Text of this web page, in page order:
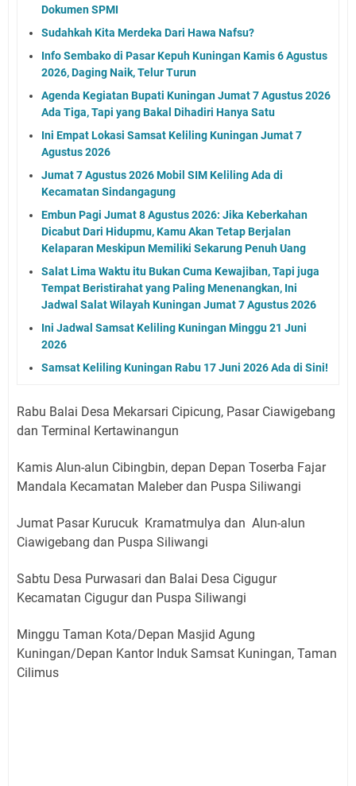
Dokumen SPMI
Sudahkah Kita Merdeka Dari Hawa Nafsu?
Info Sembako di Pasar Kepuh Kuningan Kamis 6 Agustus
2026, Daging Naik, Telur Turun
Agenda Kegiatan Bupati Kuningan Jumat 7 Agustus 2026
Ada Tiga, Tapi yang Bakal Dihadiri Hanya Satu
Ini Empat Lokasi Samsat Keliling Kuningan Jumat 7
Agustus 2026
Jumat 7 Agustus 2026 Mobil SIM Keliling Ada di
Kecamatan Sindangagung
Embun Pagi Jumat 8 Agustus 2026: Jika Keberkahan
Dicabut Dari Hidupmu, Kamu Akan Tetap Berjalan
Kelaparan Meskipun Memiliki Sekarung Penuh Uang
Salat Lima Waktu itu Bukan Cuma Kewajiban, Tapi juga
Tempat Beristirahat yang Paling Menenangkan, Ini
Jadwal Salat Wilayah Kuningan Jumat 7 Agustus 2026
Ini Jadwal Samsat Keliling Kuningan Minggu 21 Juni
2026
Samsat Keliling Kuningan Rabu 17 Juni 2026 Ada di Sini!
Rabu Balai Desa Mekarsari Cipicung, Pasar Ciawigebang
dan Terminal Kertawinangun
Kamis Alun-alun Cibingbin, depan Depan Toserba Fajar
Mandala Kecamatan Maleber dan Puspa Siliwangi
Jumat Pasar Kurucuk Kramatmulya dan Alun-alun
Ciawigebang dan Puspa Siliwangi
Sabtu Desa Purwasari dan Balai Desa Cigugur
Kecamatan Cigugur dan Puspa Siliwangi
Minggu Taman Kota/Depan Masjid Agung
Kuningan/Depan Kantor Induk Samsat Kuningan, Taman
Cilimus